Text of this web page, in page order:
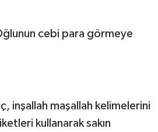
cebi para görmeye
inşallah maşallah kelimelerini
kullanarak sakın